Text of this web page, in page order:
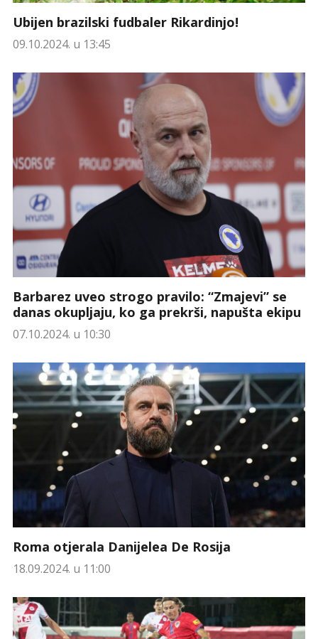
Ubijen brazilski fudbaler Rikardinjo!
09.10.2024. u 13:45
Barbarez uveo strogo pravilo: “Zmajevi” se
danas okupljaju, ko ga prekrši, napušta ekipu
07.10.2024. u 10:30
Roma otjerala Danijelea De Rosija
18.09.2024. u 11:00